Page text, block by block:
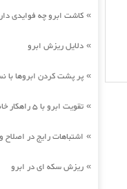
» کاشت ابرو چه فوایدی
» دلایل ریزش ابرو
» پر پشت کردن ابروها با
» تقویت ابرو با 5 راهکار خانگی
» اشتباهات رایج در اصلاح
» ریزش سکه ای در ابرو